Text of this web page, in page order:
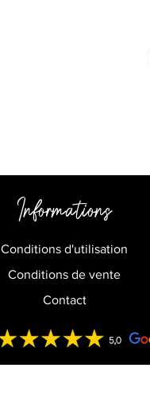
Informations
Conditions d'utilisation
Conditions de vente
Contact